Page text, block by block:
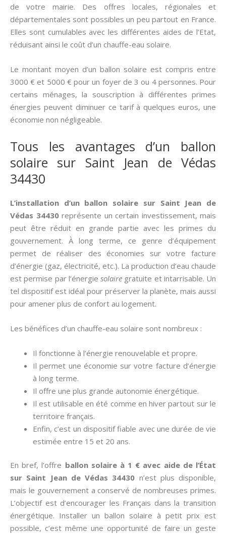
de votre mairie. Des offres locales, régionales et
départementales sont possibles un peu partout en France.
Elles sont cumulables avec les différentes aides de l’Etat,
réduisant ainsi le coût d’un chauffe-eau solaire.
Le montant moyen d’un ballon solaire est compris entre
3000 € et 5000 € pour un foyer de 3 ou 4 personnes. Pour
certains ménages, la souscription à différentes primes
énergies peuvent diminuer ce tarif à quelques euros, une
économie non négligeable.
Tous les avantages d’un ballon
solaire sur Saint Jean de Védas
34430
L’installation d’un ballon solaire sur Saint Jean de
Védas 34430représente un certain investissement, mais
peut être réduit en grande partie avec les primes du
gouvernement. À long terme, ce genre d’équipement
permet de réaliser des économies sur votre facture
d’énergie (gaz, électricité, etc.). La production d’eau chaude
est permise par l’énergie solaire gratuite et intarrisable. Un
tel dispositif est idéal pour préserver la planète, mais aussi
pour amener plus de confort au logement.
Les bénéfices d’un chauffe-eau solaire sont nombreux :
Il fonctionne à l’énergie renouvelable et propre.
Il permet une économie sur votre facture d’énergie
à long terme.
Il offre une plus grande autonomie énergétique.
Il est utilisable en été comme en hiver partout sur le
territoire français.
Enfin, c’est un dispositif fiable avec une durée de vie
estimée entre 15 et 20 ans.
En bref, l’offre ballon solaire à 1 € avec aide de l’État
sur Saint Jean de Védas 34430 n’est plus disponible,
mais le gouvernement a conservé de nombreuses primes.
L’objectif est d’encourager les Français dans la transition
énergétique. Installer un ballon solaire à petit prix est
possible, c’est même une opportunité de faire un geste